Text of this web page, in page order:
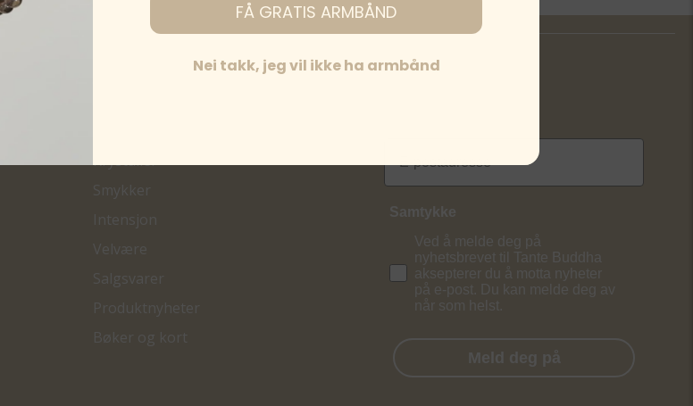
Krystaller
Smykker
Intensjon
Velvære
Salgsvarer
Produktnyheter
Bøker og kort
Samtykke
Ved å melde deg på
nyhetsbrevet til Tante Buddha
aksepterer du å motta nyheter
på e-post. Du kan melde deg av
når som helst.
Meld deg på
FÅ GRATIS ARMBÅND
Nei takk, jeg vil ikke ha armbånd